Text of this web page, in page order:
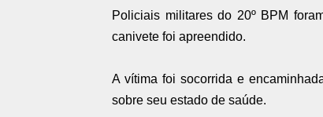
Policiais militares do 20º BPM
canivete foi apreendido.
A vítima foi socorrida e
sobre seu estado de saúde.